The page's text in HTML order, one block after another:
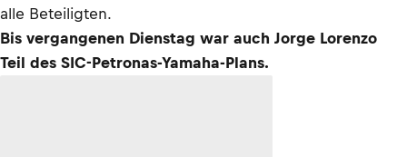
alle Beteiligten.
Bis vergangenen Dienstag war auch Jorge Lorenzo
Teil des SIC-Petronas-Yamaha-Plans.